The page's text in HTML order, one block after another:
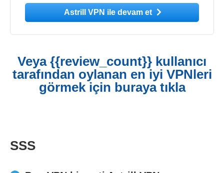
Astrill VPN ile devam et
Veya {{review_count}} kullanıcı
tarafından oylanan en iyi VPNleri
görmek için buraya tıkla
SSS